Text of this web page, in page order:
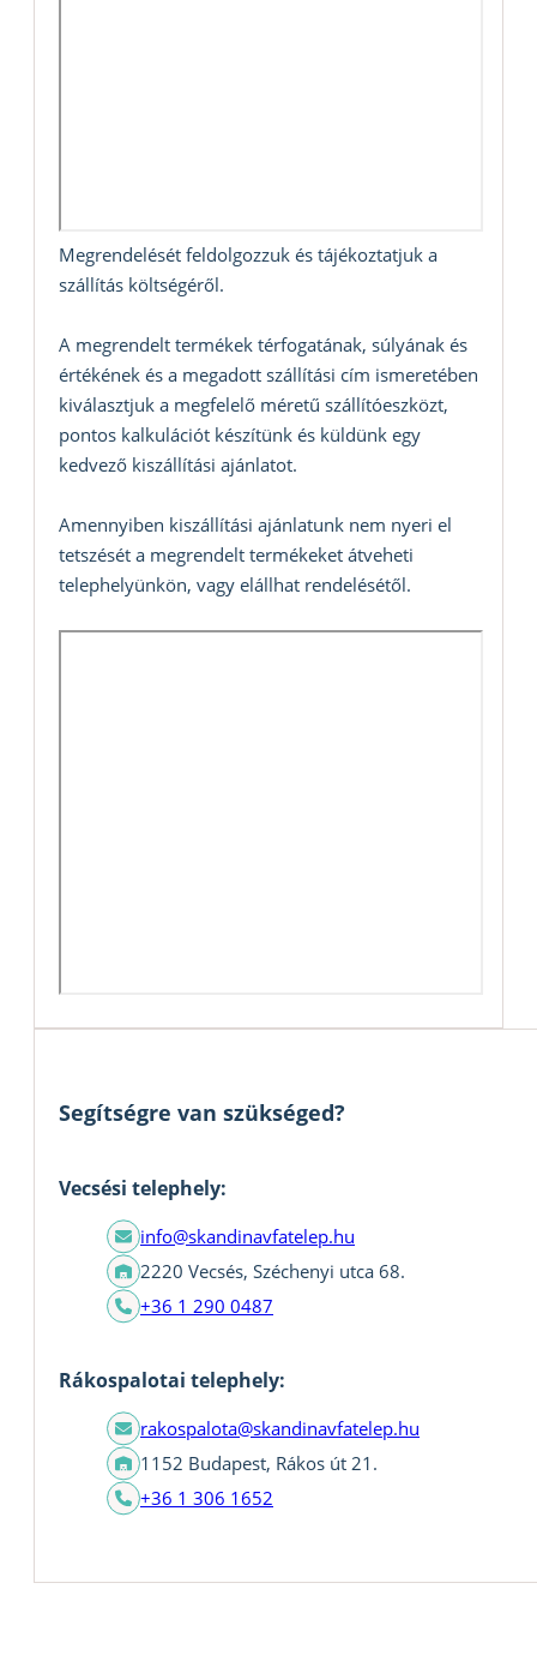
Megrendelését feldolgozzuk és tájékoztatjuk a
szállítás költségéről.
A megrendelt termékek térfogatának, súlyának és
értékének és a megadott szállítási cím ismeretében
kiválasztjuk a megfelelő méretű szállítóeszközt,
pontos kalkulációt készítünk és küldünk egy
kedvező kiszállítási ajánlatot.
Amennyiben kiszállítási ajánlatunk nem nyeri el
tetszését a megrendelt termékeket átveheti
telephelyünkön, vagy elállhat rendelésétől.
Segítségre van szükséged?
Vecsési telephely:
info@skandinavfatelep.hu
2220 Vecsés, Széchenyi utca 68.
+36 1 290 0487
Rákospalotai telephely:
rakospalota@skandinavfatelep.hu
1152 Budapest, Rákos út 21.
+36 1 306 1652